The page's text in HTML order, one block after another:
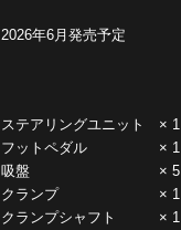
2026年6月発売予定
ステアリングユニット × 1
フットペダル × 1
吸盤 × 5
クランプ × 1
クランプシャフト × 1